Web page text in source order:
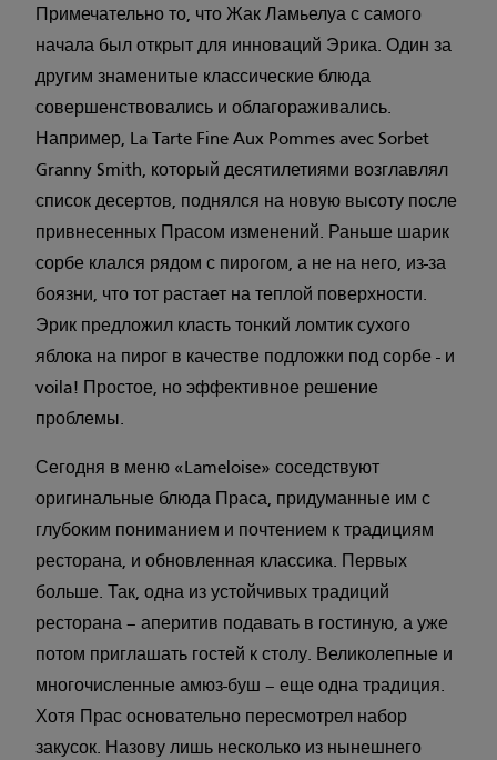
Примечательно то, что Жак Ламьелуа с самого
начала был открыт для инноваций Эрика. Один за
другим знаменитые классические блюда
совершенствовались и облагораживались.
Например, La Tarte Fine Aux Pommes avec Sorbet
Granny Smith, который десятилетиями возглавлял
список десертов, поднялся на новую высоту после
привнесенных Прасом изменений. Раньше шарик
сорбе клался рядом с пирогом, а не на него, из-за
боязни, что тот растает на теплой поверхности.
Эрик предложил класть тонкий ломтик сухого
яблока на пирог в качестве подложки под сорбе - и
voila! Простое, но эффективное решение
проблемы.
Сегодня в меню «Lameloise» соседствуют
оригинальные блюда Праса, придуманные им с
глубоким пониманием и почтением к традициям
ресторана, и обновленная классика. Первых
больше. Так, одна из устойчивых традиций
ресторана – аперитив подавать в гостиную, а уже
потом приглашать гостей к столу. Великолепные и
многочисленные амюз-буш – еще одна традиция.
Хотя Прас основательно пересмотрел набор
закусок. Назову лишь несколько из нынешнего